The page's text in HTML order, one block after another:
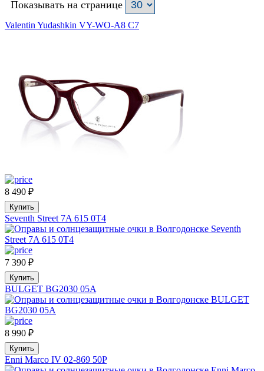
Показывать на странице
Valentin Yudashkin VY-WO-A8 C7
8 490 ₽
Купить
Seventh Street 7A 615 0T4
7 390 ₽
Купить
BULGET BG2030 05A
8 990 ₽
Купить
Enni Marco IV 02-869 50P